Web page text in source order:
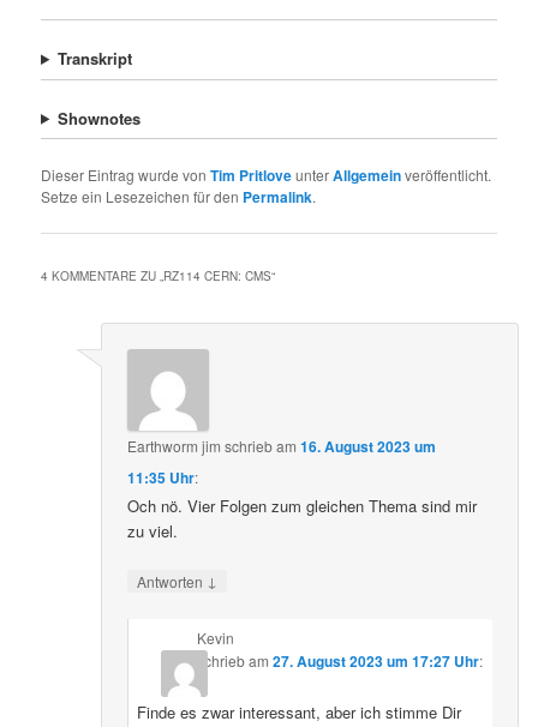
Transkript
Shownotes
Dieser Eintrag wurde vonTim PritloveunterAllgemeinveröffentlicht.
Setze ein Lesezeichen für den Permalink.
4 KOMMENTARE ZU „ RZ114 CERN: CMS“
Earthworm jim schriebam16. August 2023 um
11:35 Uhr:
Och nö. Vier Folgen zum gleichen Thema sind mir
zu viel.
Antworten ↓
Kevin
schriebam 27. August 2023 um 17:27 Uhr:
Finde es zwar interessant, aber ich stimme Dir